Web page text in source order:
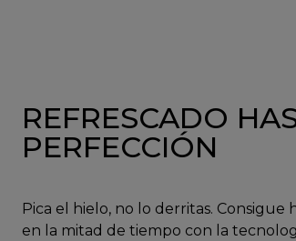
REFRESCADO
PERFECCIÓN
Pica el hielo, no lo derritas. Consigue
en la mitad de tiempo con la